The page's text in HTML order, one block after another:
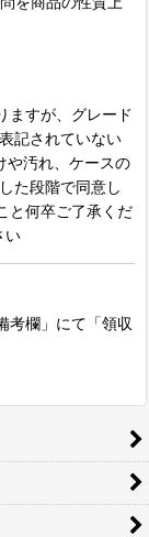
ますが、グレード
記されていない
や汚れ、ケースの
た段階で同意し
と何卒ご了承くだ
い
考欄」にて「領収